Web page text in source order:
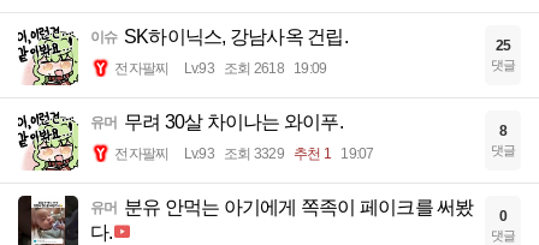
이슈 SK하이닉스, 강남사옥 건립.
전자팔찌 Lv.93 조회 2618 19:09
25
댓글
유머 무려 30살 차이나는 와이푸.
전자팔찌 Lv.93 조회 3329 추천 1 19:07
8
댓글
유머 분유 안먹는 아기에게 쪽족이 페이크를 써봤
다.
0
댓글